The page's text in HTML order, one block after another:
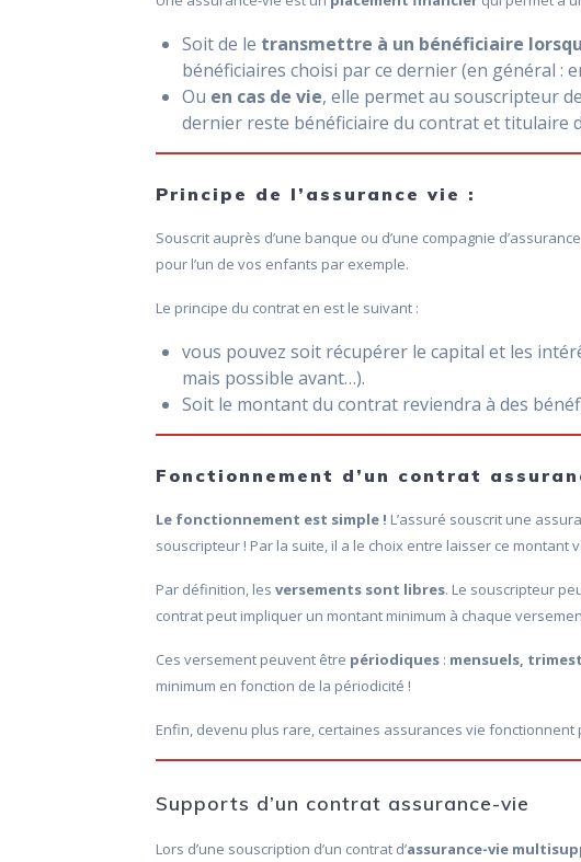
Soit de le transmettre à un bénéficiaire
bénéficiaires choisi par ce dernier (en général
Ou en cas de vie, elle permet au souscripteur de
dernier reste bénéficiaire du contrat et titulaire
Principe de l’assurance vie :
Souscrit auprès d’une banque ou d’une compagnie
pour l’un de vos enfants par exemple.
Le principe du contrat en est le suivant :
vous pouvez soit récupérer le capital et les
mais possible avant…).
Soit le montant du contrat reviendra à des
Fonctionnement d’un contrat
Le fonctionnement est simple ! L’assuré souscrit une
souscripteur ! Par la suite, il a le choix entre laisser ce
Par définition, les versements sont libres. Le souscripteur
contrat peut impliquer un montant minimum à chaque
Ces versement peuvent être périodiques : mensuels,
minimum en fonction de la périodicité !
Enfin, devenu plus rare, certaines assurances vie
Supports d’un contrat assurance-vie
Lors d’une souscription d’un contrat d’assurance-vie